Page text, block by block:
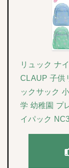
リュック ナ
CLAUP 子供
ックサック
学 幼稚園 プ
イパック